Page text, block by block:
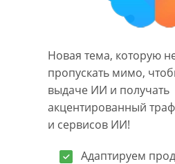
Новая тема, которую
пропускать мимо,
выдаче ИИ и получать
акцентированный
и сервисов ИИ!
Адаптируем